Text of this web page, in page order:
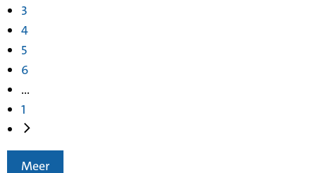
3
4
5
6
...
1
Meer